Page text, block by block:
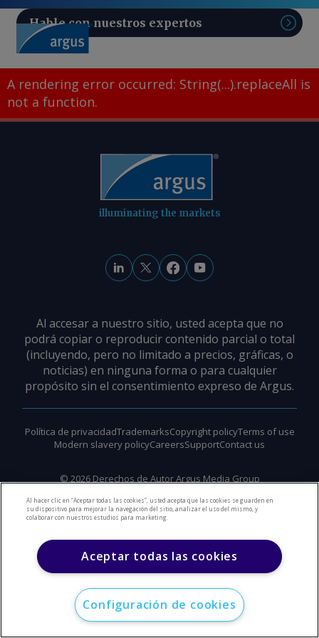
Hable con nuestros expertos
A rendering error occurred: String(...).replaceAll is
not a function.
illuminating the markets
Al accesar a nuestro sitio, usted acepta que no
podrá copiar o reproducir contenido parcial o total
(incluyendo, pero no limitado a precios, gráficas, o
noticias) en ninguna forma o para cualquier
propósito sin el consentimiento expreso de Argus.
© 2026 Derechos de Autor Argus Media Group
Política de privacidadTrademarksCopyright policyTerms of use
Modern slavery policyCareersSupportContact us
Al hacer clic en “Aceptar todas las cookies”, usted acepta que las cookies se guarden en
su dispositivo para mejorar la navegación del sitio, analizar el uso del mismo, y
colaborar con nuestros estudios para marketing.
Aceptar todas las cookies
Configuración de cookies